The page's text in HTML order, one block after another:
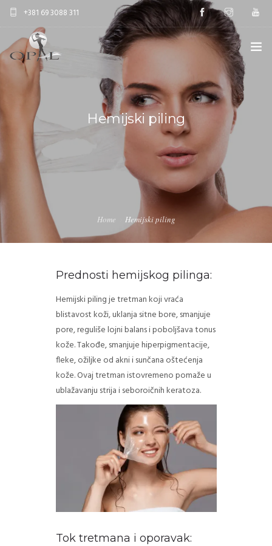
+381 69 3088 311
HOME
ESTETSKA HIRURGIJA
ANTIAGE TRETMANI
EDUKACIJE
CENOVNIK
O NAMA
ZAKAŽITE PREGLED
Hemijski piling
Home Hemijski piling
Prednosti hemijskog pilinga:
Hemijski piling je tretman koji vraća
blistavost koži, uklanja sitne bore, smanjuje
pore, reguliše lojni balans i poboljšava tonus
kože. Takođe, smanjuje hiperpigmentacije,
fleke, ožiljke od akni i sunčana oštećenja
kože. Ovaj tretman istovremeno pomaže u
ublažavanju strija i seboroičnih keratoza.
Tok tretmana i oporavak: